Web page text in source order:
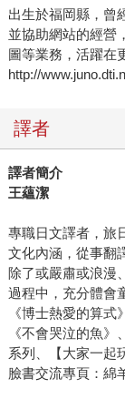
出生於福岡縣，曾
並協助網站的經營
圖等業務，活躍在
http://
譯者
譯者簡介
王蘊潔
專職日文譯者，旅
文化內涵，從事翻
除了或嚴肅或浪漫
過程中，充分體會
《博士熱愛的算
《不會哭泣的魚》
系列、【大家一起
臉書交流專頁：綿